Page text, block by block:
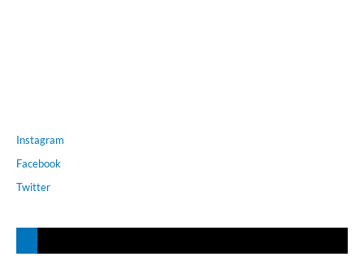
Instagram
Facebook
Twitter